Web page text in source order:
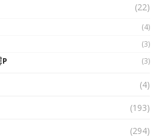
2022: Những sự kiện ảnh hưởng
thái tiền mã hoá | Phổ cập
(22)
(4)
(3)
(3)
(4)
(193)
(294)